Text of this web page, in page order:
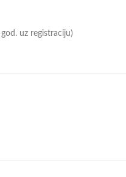
uz registraciju)